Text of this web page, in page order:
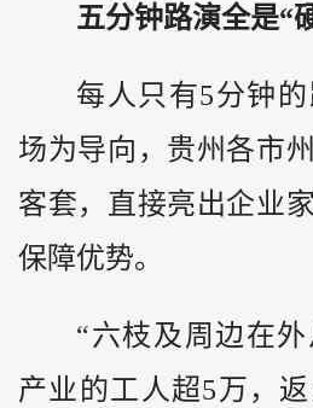
五分钟路演全是“
每人只有5分钟
场为导向，贵州各市
客套，直接亮出企业
保障优势。
“六枝及周边在
产业的工人超5万，